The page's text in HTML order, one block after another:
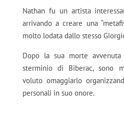
Nathan fu un artista
arrivando a creare una
molto lodata dallo stesso
Dopo la sua morte
sterminio di Biberac, sono
voluto omaggiarlo
personali in suo onore.